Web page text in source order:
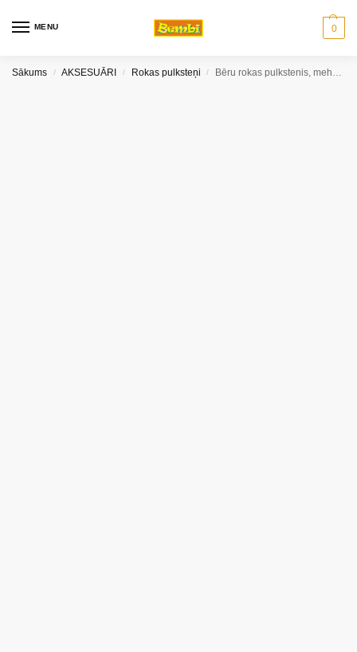
MENU 0
Sākums / AKSESUĀRI / Rokas pulksteņi / Bēru rokas pulkstenis, mehāniskais zils Perfect